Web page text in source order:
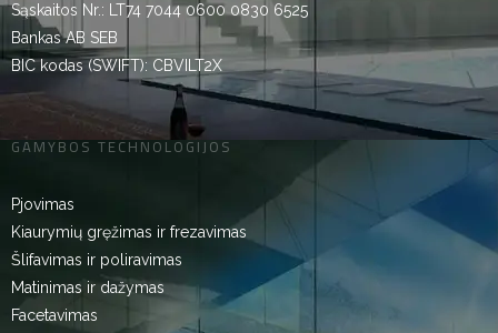
Sąskaitos Nr.: LT74 7044 0600 0830 6525
Bankas AB SEB
BIC kodas (SWIFT): CBVILT2X
GAMYBOS TECHNOLOGIJOS
Pjovimas
Kiaurymių gręžimas ir frezavimas
Šlifavimas ir poliravimas
Matinimas ir dažymas
Facetavimas